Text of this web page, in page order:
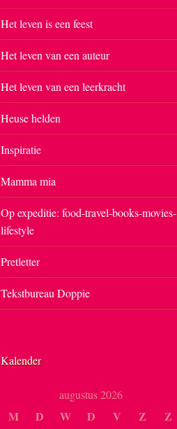
Het leven is een feest
Het leven van een auteur
Het leven van een leerkracht
Heuse helden
Inspiratie
Mamma mia
Op expeditie: food-travel-books-movies-
lifestyle
Pretletter
Tekstbureau Doppie
Kalender
augustus 2026
M D W D V Z Z